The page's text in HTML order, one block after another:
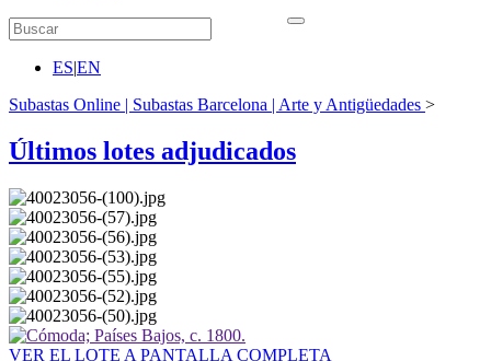
ES|EN
Subastas Online | Subastas Barcelona | Arte y Antigüedades >
Últimos lotes adjudicados
VER EL LOTE A PANTALLA COMPLETA